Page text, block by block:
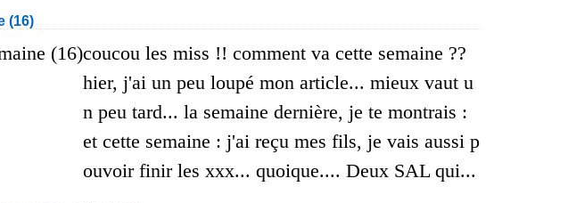
(16)
coucou les miss !! comment va cette semaine ??
hier, j'ai un peu loupé mon article... mieux vaut u
n peu tard... la semaine dernière, je te montrais :
et cette semaine : j'ai reçu mes fils, je vais aussi p
ouvoir finir les xxx... quoique.... Deux SAL qui...